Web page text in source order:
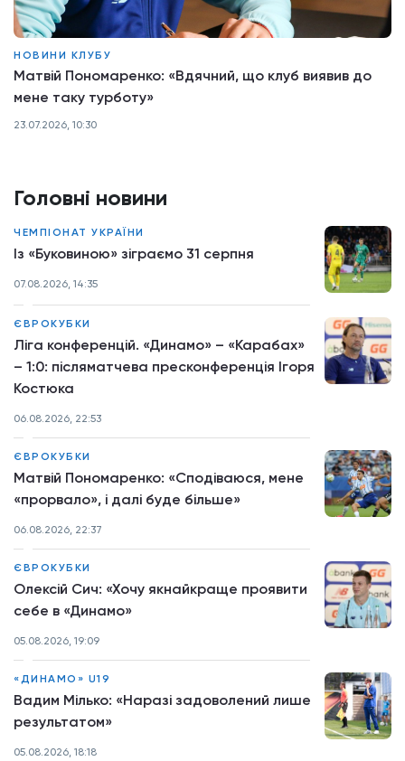
Головні новини
ЧЕМПІОНАТ УКРАЇНИ
Із «Буковиною» зіграємо 31 серпня
07.08.2026, 14:35
ЄВРОКУБКИ
Ліга конференцій. «Динамо» – «Карабах»
– 1:0: післяматчева пресконференція Ігоря
Костюка
06.08.2026, 22:53
ЄВРОКУБКИ
Матвій Пономаренко: «Сподіваюся, мене
«прорвало», і далі буде більше»
06.08.2026, 22:37
ЄВРОКУБКИ
Олексій Сич: «Хочу якнайкраще проявити
себе в «Динамо»
05.08.2026, 19:09
«ДИНАМО» U19
Вадим Мілько: «Наразі задоволений лише
результатом»
05.08.2026, 18:18
НОВИНИ КЛУБУ
Матвій Пономаренко: «Вдячний, що клуб виявив до
мене таку турботу»
23.07.2026, 10:30